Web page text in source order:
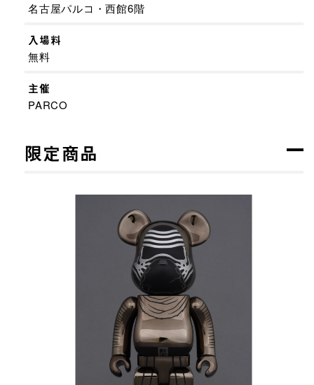
名古屋パルコ・西館6階
入場料
無料
主催
PARCO
限定商品